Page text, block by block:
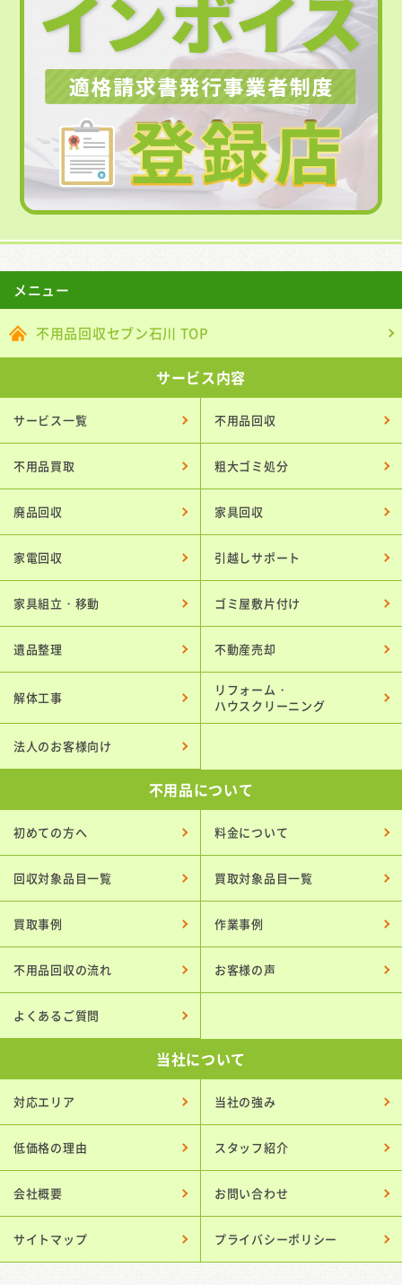
メニュー
不用品回収セブン石川 TOP
サービス内容
サービス一覧 不用品回収
不用品買取 粗大ゴミ処分
廃品回収 家具回収
家電回収 引越しサポート
家具組立・移動 ゴミ屋敷片付け
遺品整理 不動産売却
解体工事
リフォーム・
ハウスクリーニング
法人のお客様向け
不用品について
初めての方へ 料金について
回収対象品目一覧 買取対象品目一覧
買取事例 作業事例
不用品回収の流れ お客様の声
よくあるご質問
当社について
対応エリア 当社の強み
低価格の理由 スタッフ紹介
会社概要 お問い合わせ
サイトマップ プライバシーポリシー